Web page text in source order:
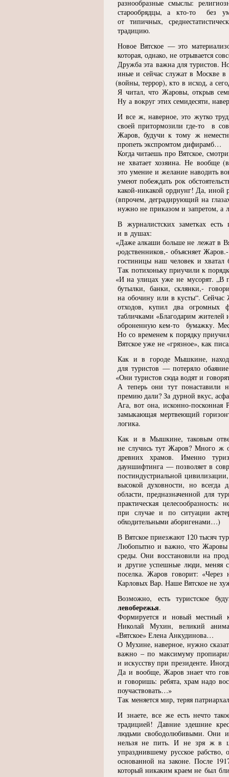
разнообразные смыслы:
старообрядцы, а кто-тобез ума
от типичных,
традицию.
Новое Вятское — это
которая, однако, не отрывается
Дружба эта важна для туристов.
иные и сейчас служат в Москве
(войны, террор), кто в исход, а
Я читал, что Жаровы, открыв
Ну а вокруг этих семидесяти,
И все ж, наверное, это жутко
своей притормозилигде-то в
Жаров, будучи к тому ж
пропеть экспромтом дифирамб…
Когда читаешь про Вятское,
не хватает хозяина. Не вообще (
это умение и желание наводить
умеют побеждать рок
какой-никакой орднунг! Да, иной
(впрочем, деградирующий на
нужно не приказом и запретом, а
В журналистских заметках
и в душах:
«Даже алкаши больше не лежат в
родственников,- объясняет
гостиницы наш человек и хватал
Так потихоньку приучили к
«И на улицах уже не мусорят. „В
бутылки, банки, склянки,-
на обочину или в кусты“. Сейчас
отходов, купил два огромных
табличками «Благодарим жителей
оброненную кем-тобумажку.
Но со временем к порядку
Вятское уже не «грязное», как
Как и в городе Мышкине,
для туристов — потеряло
«Они туристов сюда водят и
А теперь они тут понаставили
премию дали? За дурной вкус,
Ага, вот она, исконно-
замыкающая мертвеющий
логика.
Как и в Мышкине, таковым
не случись тут Жаров? Много ж
древних храмов. Именно
дауншифтинга — позволяет в
постиндустриальной
высокой духовности, но всегда
области, предназначенной для
практическая
при случае и по ситуации
обходительными аборигенами…)
В Вятское приезжают 120 тысяч
Любопытно и важно, что Жаровы
среды. Они восстановили на
и другие успешные люди, меняя
поселка. Жаров говорит: «Через
Карловых Вар. Наше Вятское не
Возможно, есть туристское
левобережья.
Формируется и новый местный
Николай Мухин, великий
«Вятское» Елена Анкудинова…
О Мухине, наверное, нужно
важно – по максимуму
и искусству при президенте.
Да и вообще, Жаров знает что
и говоришь: ребята, храм надо
поучаствовать…»
Так меняется мир, теряя
И знаете, все же есть нечто
традицией! Давние здешние
людьми свободолюбивыми. Они и
нельзя не пить. И не зря ж в
упразднившему русское
основанной на законе. После
который никаким краем не был